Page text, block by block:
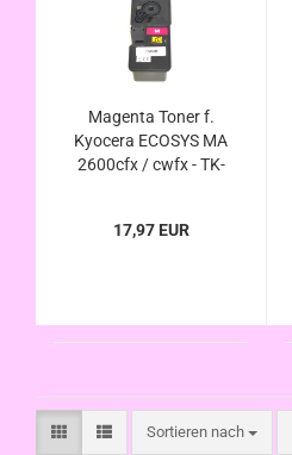
Magenta Toner f.
Kyocera ECOSYS MA
2600cfx / cwfx - TK-
17,97 EUR
Sortieren nach
Sortieren nach